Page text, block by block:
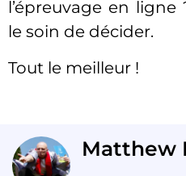
l’épreuvage en ligne
le soin de décider.
Tout le meilleur !
Matthew